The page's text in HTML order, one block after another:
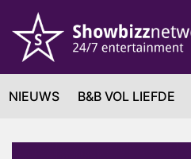
NIEUWS B&B VOL LIEFDE